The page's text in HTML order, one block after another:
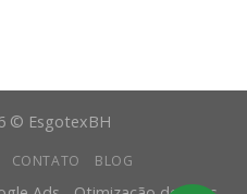
© EsgotexBH
CONTATO BLOG